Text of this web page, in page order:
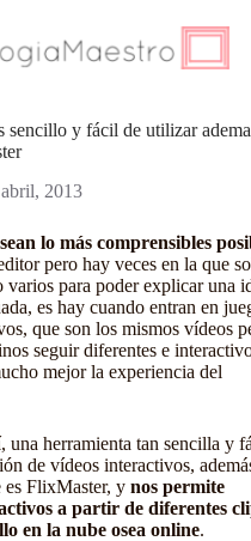
sencillo y fácil de utilizar
2013
lo más comprensibles
pero hay veces en la que
varios para poder explicar una
es hay cuando entran en
que son los mismos vídeos
seguir diferentes e
mejor la experiencia del
una herramienta tan sencilla y
de vídeos interactivos,
es FlixMaster, y nos permite
a partir de diferentes
en la nube osea online.